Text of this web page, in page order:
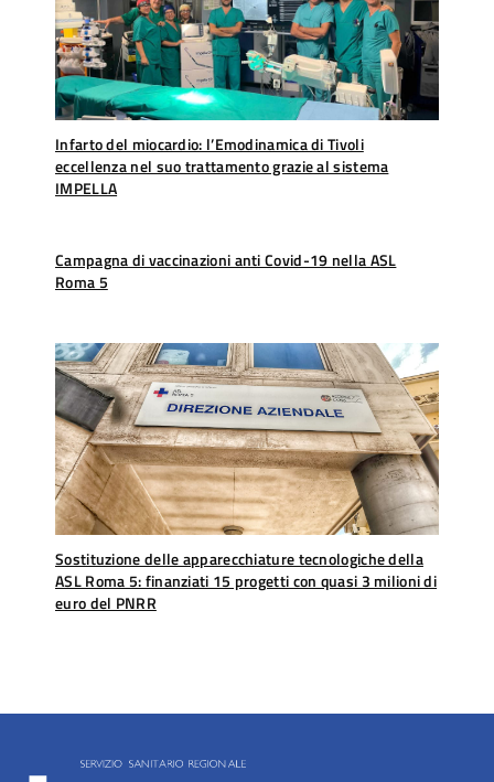
Infarto del miocardio: l’Emodinamica di Tivoli
eccellenza nel suo trattamento grazie al sistema
IMPELLA
Campagna di vaccinazioni anti Covid-19 nella ASL
Roma 5
Sostituzione delle apparecchiature tecnologiche della
ASL Roma 5: finanziati 15 progetti con quasi 3 milioni di
euro del PNRR